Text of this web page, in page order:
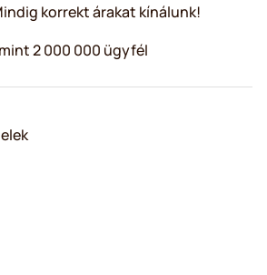
korrekt árakat kínálunk!
2 000 000 ügyfél